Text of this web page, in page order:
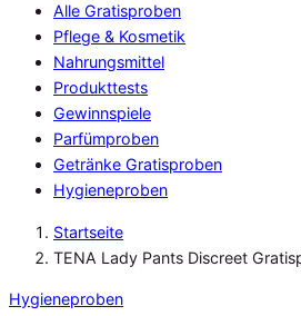
Alle Gratisproben
Pflege & Kosmetik
Nahrungsmittel
Produkttests
Gewinnspiele
Parfümproben
Getränke Gratisproben
Hygieneproben
Startseite
TENA Lady Pants Discreet
Hygieneproben